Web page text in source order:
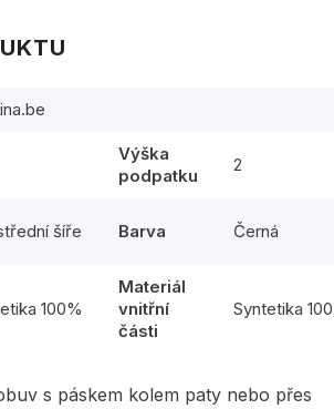
Výška
podpatku
2
šíře Barva Černá
100%
Materiál
vnitřní
části
Syntetika
s páskem kolem paty nebo přes